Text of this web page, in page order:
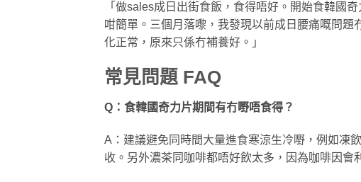
「做sales成日出街食飯，食得唔好。開始食韓國
咁簡單。三個月落嚟，我發現以前成日腰痛嘅問
化正常，原來只係冇補養好。」
常見問題 FAQ
Q：食韓國奇力片期間有冇嘢唔食得？
A：建議避免同時間大量進食寒涼生冷嘢，例如凍
收。另外濃茶同咖啡都唔好飲太多，因為咖啡因會